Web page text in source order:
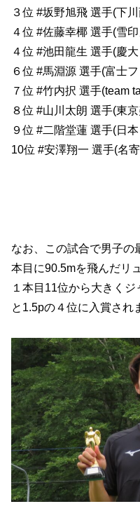
３位 #坂野旭飛 選手(下
４位 #佐藤幸椰 選手(雪
４位 #池田龍生 選手(慶
６位 #馬淵源 選手(富士
７位 #竹内択 選手(team
８位 #山川太朗 選手(東
９位 #二階堂蓮 選手(日
10位 #安澤翔一 選手(名
なお、この試合で男子の
本目に90.5mを飛んだリ
１本目11位から大きく
と1.5pの４位に入賞され